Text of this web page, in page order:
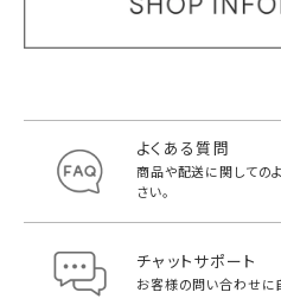
よくある質問
商品や配送に関しての
さい。
チャットサポート
お客様の問い合わせに